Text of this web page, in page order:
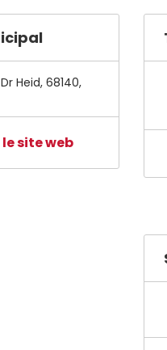
Heid, 68140,
site web